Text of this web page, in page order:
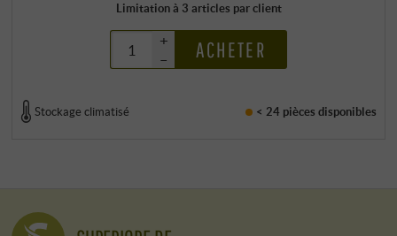
Limitation à 3 articles par client
+
–
ACHETER
Stockage climatisé < 24 pièces disponibles